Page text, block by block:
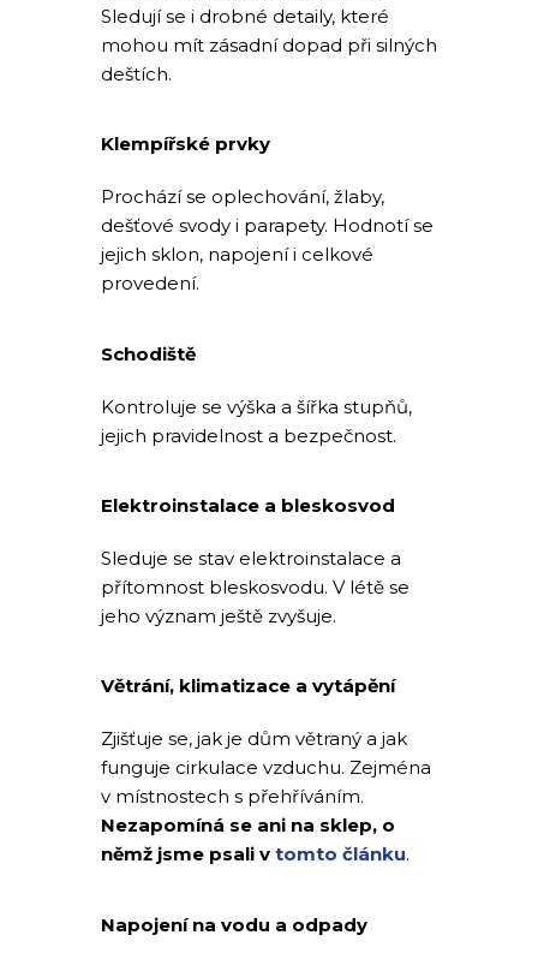
Sledují se i drobné detaily, které
mohou mít zásadní dopad při silných
deštích.
Klempířské prvky
Prochází se oplechování, žlaby,
dešťové svody i parapety. Hodnotí se
jejich sklon, napojení i celkové
provedení.
Schodiště
Kontroluje se výška a šířka stupňů,
jejich pravidelnost a bezpečnost.
Elektroinstalace a bleskosvod
Sleduje se stav elektroinstalace a
přítomnost bleskosvodu. V létě se
jeho význam ještě zvyšuje.
Větrání, klimatizace a vytápění
Zjišťuje se, jak je dům větraný a jak
funguje cirkulace vzduchu. Zejména
v místnostech s přehříváním.
Nezapomíná se ani na sklep, o
němž jsme psali v tomto článku.
Napojení na vodu a odpady